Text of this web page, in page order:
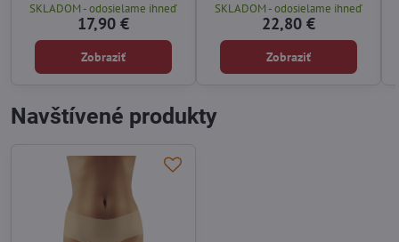
SKLADOM - odosielame ihneď
17,90 €
Zobraziť
SKLADOM - odosielame ihneď
22,80 €
Zobraziť
Navštívené produkty